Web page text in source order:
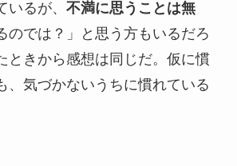
るが、 不満に思うことは無
のでは？」と思う方もいるだろ
ときから感想は同じだ。仮に慣
、気づかないうちに慣れている